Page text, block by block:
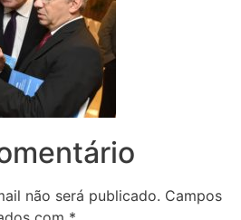
não será publicado. Campos